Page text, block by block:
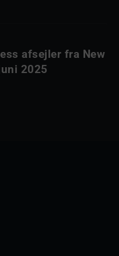
afsejler fra New
2025